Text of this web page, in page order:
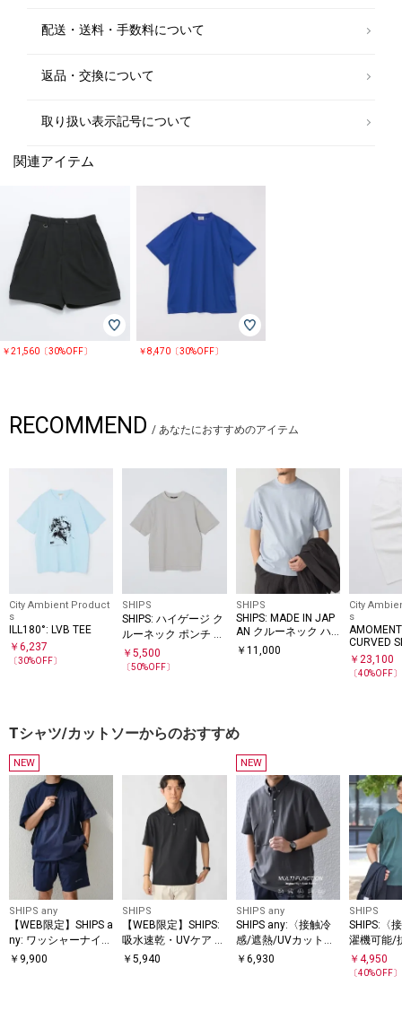
▼メーカー表記カラー
グレー：ASH
に溶け込む汎用性の高いコレクションを提案。ニットを主軸にしたクリー
【注意事項】
※末永く愛用頂く為に、アテンションタグ・洗濯ネームを必ずご確認の
※撮影環境による光の当たり具合やパソコン・スマートフォンなどの閲覧
環境によって、実際の色味と異なって見える場合があります。
商品の色味は商品単体で撮影した画像をご参照ください。
配送・送料・手数料について
返品・交換について
取り扱い表示記号について
関連アイテム
￥21,560〔30%OFF〕 ￥8,470〔30%OFF〕
RECOMMEND / あなたにおすすめのアイテム
City Ambient Product
s
ILL180°: LVB TEE
￥ 6,237
〔30%OFF〕
SHIPS
SHIPS: ハイゲージ ク
ルーネック ポンチ T
シャツ
￥5,500
〔50%OFF〕
SHIPS
SHIPS: MADE IN JAP
AN クルーネック ハ
イゲージ ポンチ ライ
￥ 11,000
City
s
CURVED
￥ 23,100
〔40%OFF〕
Tシャツ/カットソーからのおすすめ
NEW
SHIPS any
【WEB限定】SHIPS a
ny: ワッシャーナイロ
ン スピンドル Tシャ
￥ 9,900
SHIPS
【WEB限定】SHIPS:
吸水速乾・UVケア Dr
ymix（R）ワンポイ
￥5,940
NEW
SHIPS any
SHIPS any:〈接触冷
感/遮熱/UVカット機
能等〉サマーファン
￥ 6,930
SHIPS
SHIPS:〈
濯機可能/
COOL
Tシャツ
￥4,950
〔40%OFF〕